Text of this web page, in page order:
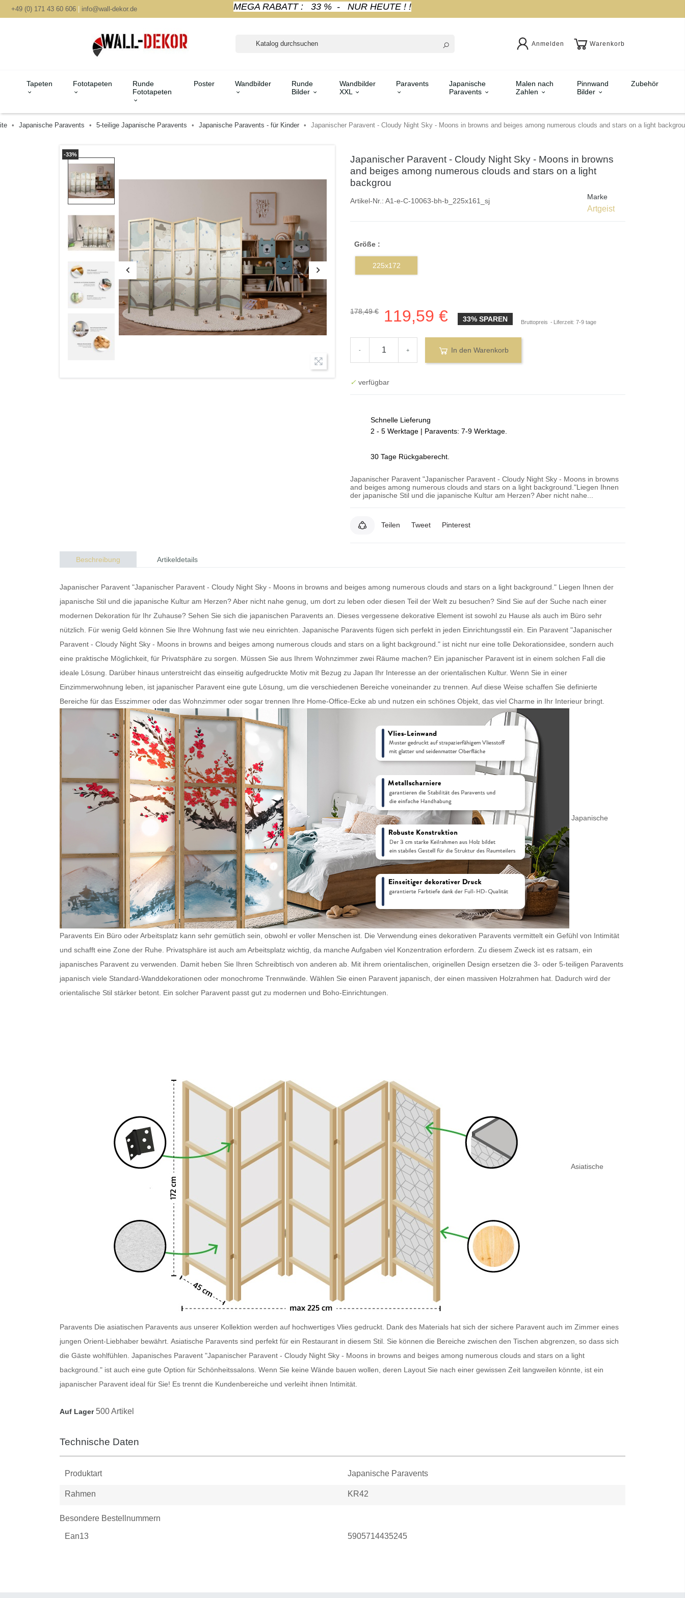
+49 (0) 171 43 60 606 | info@wall-dekor.de MEGA RABATT : 33 % - NUR HEUTE ! !
Anmelden Warenkorb
Tapeten Fototapeten
Runde
Fototapeten
Poster Wandbilder
Runde
Bilder
Wandbilder
XXL
Paravents
Japanische
Paravents
Malen nach
Zahlen
Pinnwand
Bilder
Zubehör
Japanische Paravents 5-teilige Japanische Paravents Japanische Paravents - für Kinder Japanischer Paravent - Cloudy Night Sky - Moons in browns and beiges among numerous clouds and stars on a light backgrou
-33%
Japanischer Paravent - Cloudy Night Sky - Moons in browns
and beiges among numerous clouds and stars on a light
backgrou
Artikel-Nr.: A1-e-C-10063-bh-b_225x161_sj Marke
Artgeist
Größe :
225x172
178,49 € 119,59 € 33% SPAREN Bruttopreis Liferzeit: 7-9 tage
- + In den Warenkorb
✓ verfügbar
Schnelle Lieferung
2 - 5 Werktage | Paravents: 7-9 Werktage.
30 Tage Rückgaberecht.
Japanischer Paravent "Japanischer Paravent - Cloudy Night Sky - Moons in browns
and beiges among numerous clouds and stars on a light background."Liegen Ihnen
der japanische Stil und die japanische Kultur am Herzen? Aber nicht nahe...
Teilen Tweet Pinterest
Beschreibung Artikeldetails
Japanischer Paravent "Japanischer Paravent - Cloudy Night Sky - Moons in browns and beiges among numerous clouds and stars on a light background." Liegen Ihnen der
japanische Stil und die japanische Kultur am Herzen? Aber nicht nahe genug, um dort zu leben oder diesen Teil der Welt zu besuchen? Sind Sie auf der Suche nach einer
modernen Dekoration für Ihr Zuhause? Sehen Sie sich die japanischen Paravents an. Dieses vergessene dekorative Element ist sowohl zu Hause als auch im Büro sehr
nützlich. Für wenig Geld können Sie Ihre Wohnung fast wie neu einrichten. Japanische Paravents fügen sich perfekt in jeden Einrichtungsstil ein. Ein Paravent "Japanischer
Paravent - Cloudy Night Sky - Moons in browns and beiges among numerous clouds and stars on a light background." ist nicht nur eine tolle Dekorationsidee, sondern auch
eine praktische Möglichkeit, für Privatsphäre zu sorgen. Müssen Sie aus Ihrem Wohnzimmer zwei Räume machen? Ein japanischer Paravent ist in einem solchen Fall die
ideale Lösung. Darüber hinaus unterstreicht das einseitig aufgedruckte Motiv mit Bezug zu Japan Ihr Interesse an der orientalischen Kultur. Wenn Sie in einer
Einzimmerwohnung leben, ist japanischer Paravent eine gute Lösung, um die verschiedenen Bereiche voneinander zu trennen. Auf diese Weise schaffen Sie definierte
Bereiche für das Esszimmer oder das Wohnzimmer oder sogar trennen Ihre Home-Office-Ecke ab und nutzen ein schönes Objekt, das viel Charme in Ihr Interieur bringt.
Japanische
Paravents Ein Büro oder Arbeitsplatz kann sehr gemütlich sein, obwohl er voller Menschen ist. Die Verwendung eines dekorativen Paravents vermittelt ein Gefühl von Intimität
und schafft eine Zone der Ruhe. Privatsphäre ist auch am Arbeitsplatz wichtig, da manche Aufgaben viel Konzentration erfordern. Zu diesem Zweck ist es ratsam, ein
japanisches Paravent zu verwenden. Damit heben Sie Ihren Schreibtisch von anderen ab. Mit ihrem orientalischen, originellen Design ersetzen die 3- oder 5-teiligen Paravents
japanisch viele Standard-Wanddekorationen oder monochrome Trennwände. Wählen Sie einen Paravent japanisch , der einen massiven Holzrahmen hat. Dadurch wird der
orientalische Stil stärker betont. Ein solcher Paravent passt gut zu modernen und Boho-Einrichtungen.
Asiatische
Paravents Die asiatischen Paravents aus unserer Kollektion werden auf hochwertiges Vlies gedruckt. Dank des Materials hat sich der sichere Paravent auch im Zimmer eines
jungen Orient-Liebhaber bewährt. Asiatische Paravents sind perfekt für ein Restaurant in diesem Stil. Sie können die Bereiche zwischen den Tischen abgrenzen, so dass sich
die Gäste wohlfühlen. Japanisches Paravent "Japanischer Paravent - Cloudy Night Sky - Moons in browns and beiges among numerous clouds and stars on a light
background." ist auch eine gute Option für Schönheitssalons. Wenn Sie keine Wände bauen wollen, deren Layout Sie nach einer gewissen Zeit langweilen könnte, ist ein
japanischer Paravent ideal für Sie! Es trennt die Kundenbereiche und verleiht ihnen Intimität.
Auf Lager 500 Artikel
Technische Daten
Produktart Japanische Paravents
Rahmen KR42
Besondere Bestellnummern
Ean13 5905714435245